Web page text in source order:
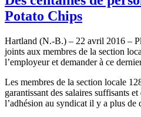
Potato Chips
Hartland (N.-B.) – 22 avril 2016 –
joints aux membres de la section
l’employeur et demander à ce
Les membres de la section locale
garantissant des salaires suffisants
l’adhésion au syndicat il y a plus de